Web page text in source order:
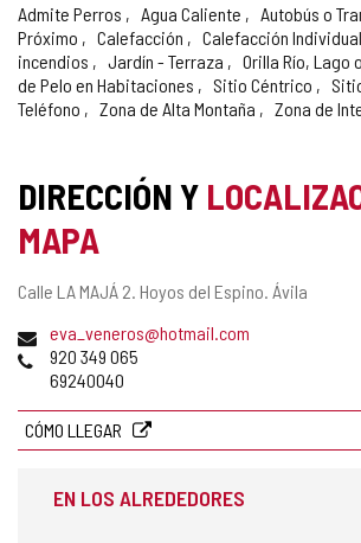
Admite Perros Agua Caliente
Autobús o
Próximo
Calefacción Calefacción Individual
incendios
Jardín - Terraza Orilla Río, Lago
de Pelo en Habitaciones
Sitio Céntrico
Teléfono
Zona de Alta Montaña Zona de
DIRECCIÓN Y
MAPA
Dirección
Calle LA MAJÁ 2. Hoyos del Espino. Ávila
Dirección
de
correo
eva_veneros@hotmail.com
Teléfonos
920 349 065
69240040
CÓMO LLEGAR
EN LOS ALREDEDORES